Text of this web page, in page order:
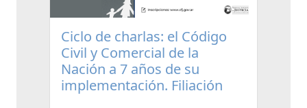
Ciclo de charlas: el Código
Civil y Comercial de la
Nación a 7 años de su
implementación. Filiación